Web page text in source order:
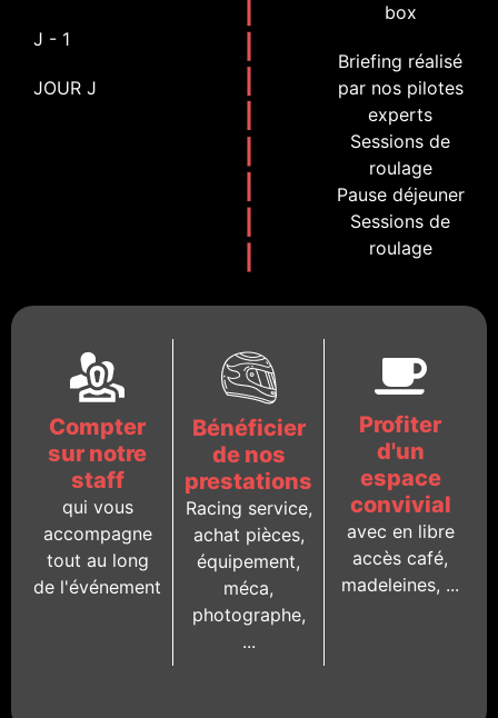
J - 1
JOUR J
box
Briefing réalisé
par nos pilotes
experts
Sessions de
roulage
Pause déjeuner
Sessions de
roulage
Compter
sur notre
staff
qui vous
accompagne
tout au long
de l'événement
Bénéficier
de nos
prestations
Racing service,
achat pièces,
équipement,
méca,
photographe,
...
Profiter
d'un
espace
convivial
avec en libre
accès café,
madeleines, ...